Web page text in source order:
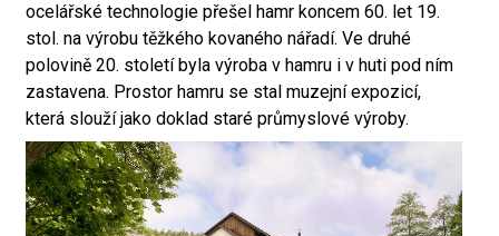
ocelářské technologie přešel hamr koncem 60. let 19.
stol. na výrobu těžkého kovaného nářadí. Ve druhé
polovině 20. století byla výroba v hamru i v huti pod ním
zastavena. Prostor hamru se stal muzejní expozicí,
která slouží jako doklad staré průmyslové výroby.